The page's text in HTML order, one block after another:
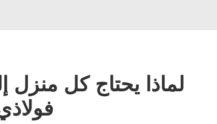
لماذا يحتاج كل